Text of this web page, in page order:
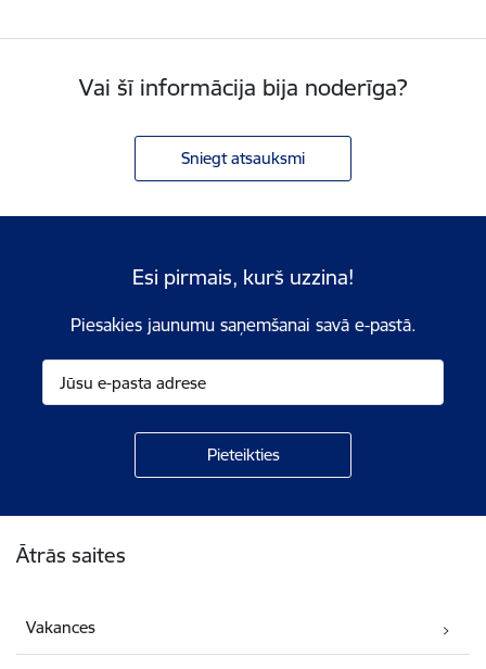
Vai šī informācija bija noderīga?
Sniegt atsauksmi
Esi pirmais, kurš uzzina!
Piesakies jaunumu saņemšanai savā e-pastā.
Ātrās saites
Vakances